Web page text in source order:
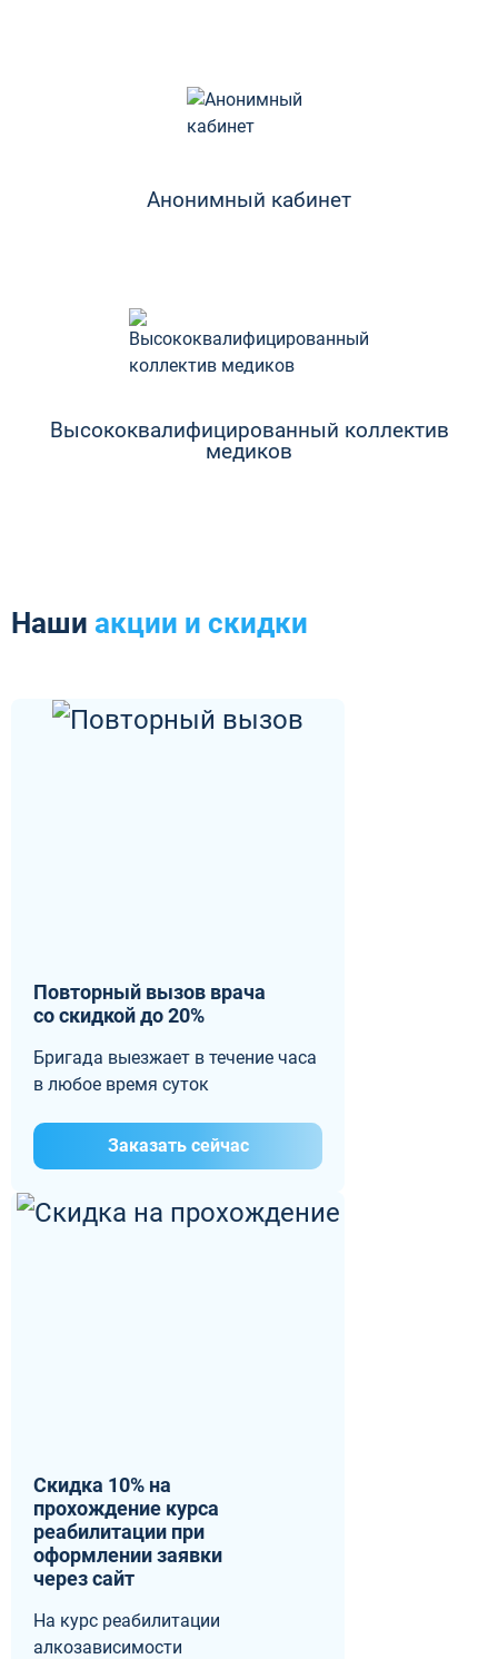
Анонимный кабинет
Высококвалифицированный коллектив
медиков
Наши акции и скидки
Повторный вызов врача
со скидкой до 20%
Бригада выезжает в течение часа
в любое время суток
Заказать сейчас
Скидка 10% на
прохождение курса
реабилитации при
оформлении заявки
через сайт
На курс реабилитации
алкозависимости